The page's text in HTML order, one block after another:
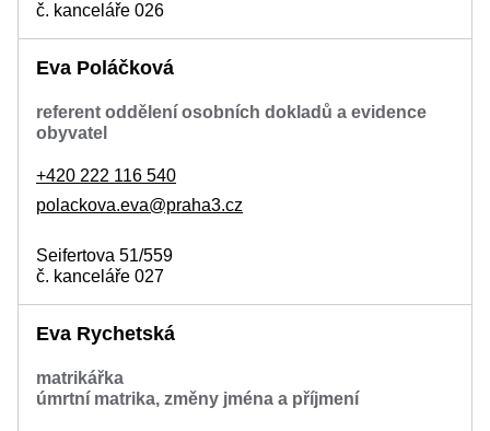
č. kanceláře 026
Eva Poláčková
referent oddělení osobních dokladů a evidence
obyvatel
+420 222 116 540
polackova.eva@praha3.cz
Seifertova 51/559
č. kanceláře 027
Eva Rychetská
matrikářka
úmrtní matrika, změny jména a příjmení